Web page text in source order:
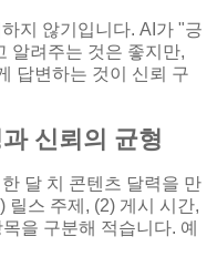
지 않기입니다. AI가 "긍
알려주는 것은 좋지만,
답변하는 것이 신뢰 구
신뢰의 균형
달 치 콘텐츠 달력을 만
릴스 주제, (2) 게시 시간,
을 구분해 적습니다. 예